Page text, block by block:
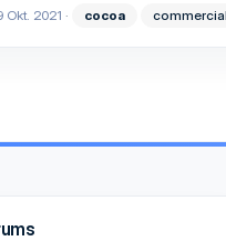
Okt. 2021 cocoa